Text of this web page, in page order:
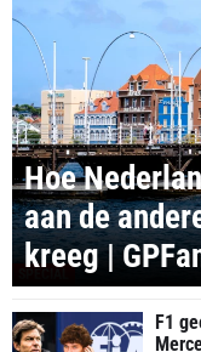
Hoe
aan de
kreeg |
F1